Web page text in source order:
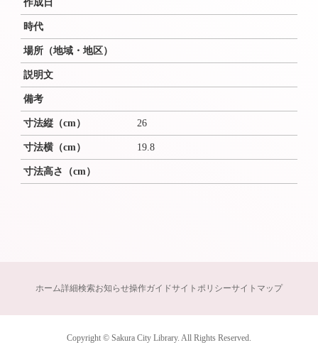
作成日
時代
場所（地域・地区）
説明文
備考
寸法縦（cm） 26
寸法横（cm） 19.8
寸法高さ（cm）
ホーム詳細検索お知らせ操作ガイドサイトポリシーサイトマップ
Copyright © Sakura City Library. All Rights Reserved.